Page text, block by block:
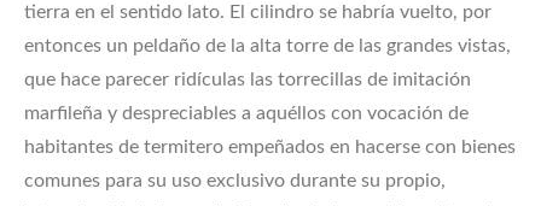
tierra en el sentido lato. El cilindro se habría vuelto, por
entonces un peldaño de la alta torre de las grandes vistas,
que hace parecer ridículas las torrecillas de imitación
marfileña y despreciables a aquéllos con vocación de
habitantes de termitero empeñados en hacerse con bienes
comunes para su uso exclusivo durante su propio,